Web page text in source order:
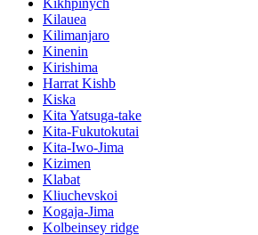
Kilauea
Kilimanjaro
Kinenin
Kirishima
Harrat Kishb
Kiska
Kita Yatsuga-take
Kita-Fukutokutai
Kita-Iwo-Jima
Kizimen
Klabat
Kliuchevskoi
Kogaja-Jima
Kolbeinsey ridge